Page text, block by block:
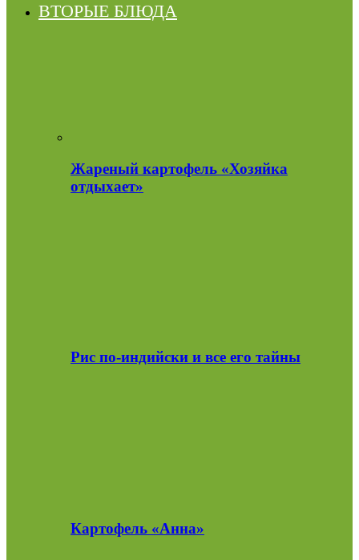
ВТОРЫЕ БЛЮДА
Жареный картофель «Хозяйка
отдыхает»
Рис по-индийски и все его тайны
Картофель «Анна»